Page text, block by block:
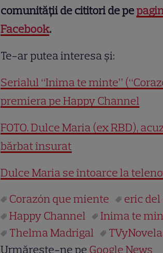
comunității de cititori de pe
Facebook.
Te-ar putea interesa și:
Serialul “Inima te minte”
premiera pe Happy Channel
FOTO. Dulce Maria (ex RBD),
bărbat însurat
Dulce Maria se întoarce la
Corazón que miente
eric
Happy Channel
Inima te
Thelma Madrigal
Urmărește-ne pe Google News